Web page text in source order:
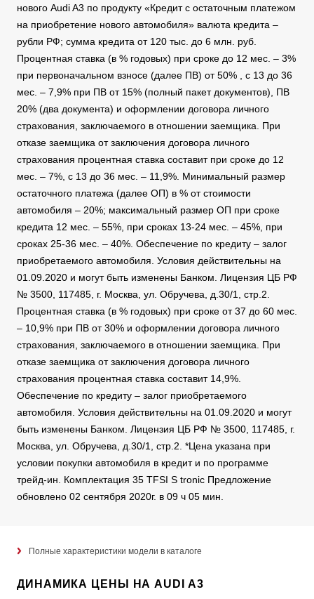
нового Audi A3 по продукту «Кредит с остаточным платежом
на приобретение нового автомобиля» валюта кредита –
рубли РФ; сумма кредита от 120 тыс. до 6 млн. руб.
Процентная ставка (в % годовых) при сроке до 12 мес. – 3%
при первоначальном взносе (далее ПВ) от 50% , c 13 до 36
мес. – 7,9% при ПВ от 15% (полный пакет документов), ПВ
20% (два документа) и оформлении договора личного
страхования, заключаемого в отношении заемщика. При
отказе заемщика от заключения договора личного
страхования процентная ставка составит при сроке до 12
мес. – 7%, c 13 до 36 мес. – 11,9%. Минимальный размер
остаточного платежа (далее ОП) в % от стоимости
автомобиля – 20%; максимальный размер ОП при сроке
кредита 12 мес. – 55%, при сроках 13-24 мес. – 45%, при
сроках 25-36 мес. – 40%. Обеспечение по кредиту – залог
приобретаемого автомобиля. Условия действительны на
01.09.2020 и могут быть изменены Банком. Лицензия ЦБ РФ
№ 3500, 117485, г. Москва, ул. Обручева, д.30/1, стр.2.
Процентная ставка (в % годовых) при сроке от 37 до 60 мес.
– 10,9% при ПВ от 30% и оформлении договора личного
страхования, заключаемого в отношении заемщика. При
отказе заемщика от заключения договора личного
страхования процентная ставка составит 14,9%.
Обеспечение по кредиту – залог приобретаемого
автомобиля. Условия действительны на 01.09.2020 и могут
быть изменены Банком. Лицензия ЦБ РФ № 3500, 117485, г.
Москва, ул. Обручева, д.30/1, стр.2. *Цена указана при
условии покупки автомобиля в кредит и по программе
трейд-ин. Комплектация 35 TFSI S tronic Предложение
обновлено 02 сентября 2020г. в 09 ч 05 мин.
Полные характеристики модели в каталоге
ДИНАМИКА ЦЕНЫ НА AUDI A3